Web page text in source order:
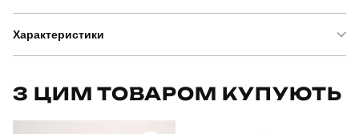
Характеристики
З ЦИМ ТОВАРОМ КУПУЮТЬ